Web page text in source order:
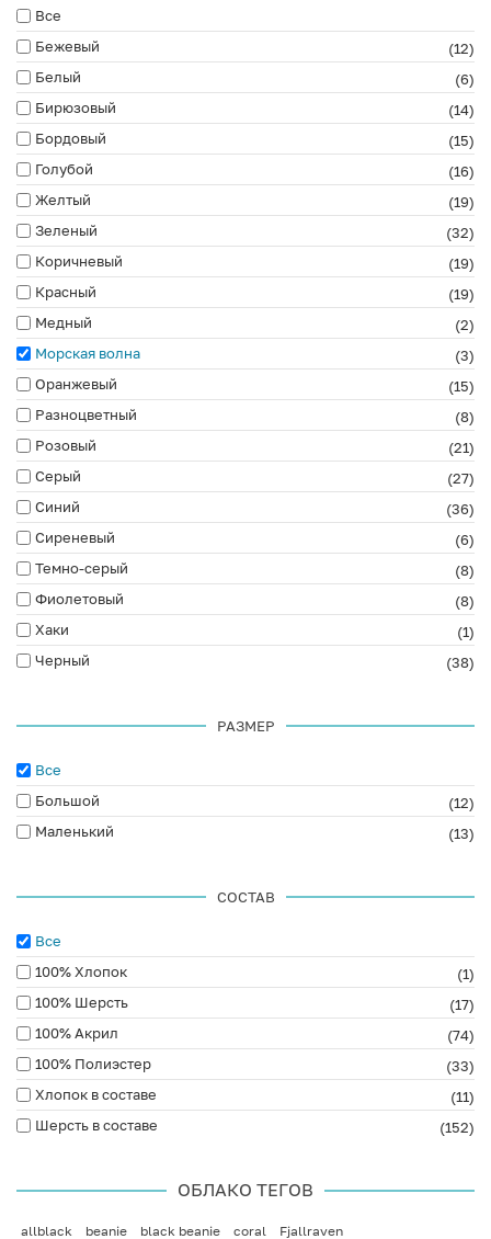
Все
Бежевый
(12)
Белый
(6)
Бирюзовый
(14)
Бордовый
(15)
Голубой
(16)
Желтый
(19)
Зеленый
(32)
Коричневый
(19)
Красный
(19)
Медный
(2)
Морская волна
(3)
Оранжевый
(15)
Разноцветный
(8)
Розовый
(21)
Серый
(27)
Синий
(36)
Сиреневый
(6)
Темно-серый
(8)
Фиолетовый
(8)
Хаки
(1)
Черный
(38)
РАЗМЕР
Все
Большой
(12)
Маленький
(13)
СОСТАВ
Все
100% Хлопок
(1)
100% Шерсть
(17)
100% Акрил
(74)
100% Полиэстер
(33)
Хлопок в составе
(11)
Шерсть в составе
(152)
ОБЛАКО ТЕГОВ
allblack beanie black beanie coral
Fjallraven